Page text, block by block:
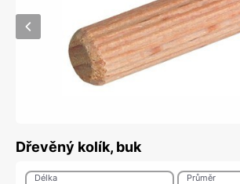
Dřevěný kolík, buk
Délka Průměr